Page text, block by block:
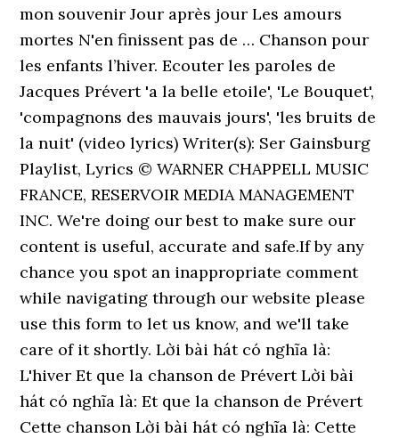
mon souvenir Jour après jour Les amours
mortes N'en finissent pas de … Chanson pour
les enfants l’hiver. Ecouter les paroles de
Jacques Prévert 'a la belle etoile', 'Le Bouquet',
'compagnons des mauvais jours', 'les bruits de
la nuit' (video lyrics) Writer(s): Ser Gainsburg
Playlist, Lyrics © WARNER CHAPPELL MUSIC
FRANCE, RESERVOIR MEDIA MANAGEMENT
INC. We're doing our best to make sure our
content is useful, accurate and safe.If by any
chance you spot an inappropriate comment
while navigating through our website please
use this form to let us know, and we'll take
care of it shortly. Lời bài hát có nghĩa là:
L'hiver Et que la chanson de Prévert Lời bài
hát có nghĩa là: Et que la chanson de Prévert
Cette chanson Lời bài hát có nghĩa là: Cette